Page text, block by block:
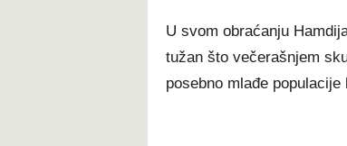
U svom obraćanju
tužan što večerašnjem
posebno mlađe